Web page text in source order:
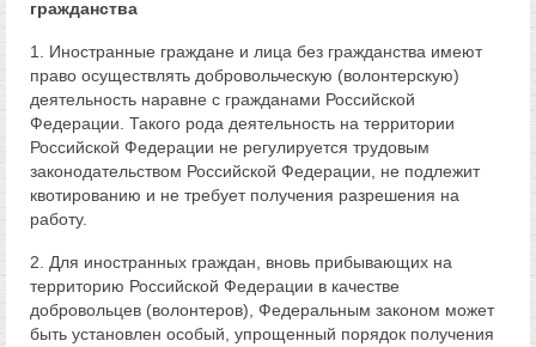
гражданства
1. Иностранные граждане и лица без гражданства имеют
право осуществлять добровольческую (волонтерскую)
деятельность наравне с гражданами Российской
Федерации. Такого рода деятельность на территории
Российской Федерации не регулируется трудовым
законодательством Российской Федерации, не подлежит
квотированию и не требует получения разрешения на
работу.
2. Для иностранных граждан, вновь прибывающих на
территорию Российской Федерации в качестве
добровольцев (волонтеров), Федеральным законом может
быть установлен особый, упрощенный порядок получения